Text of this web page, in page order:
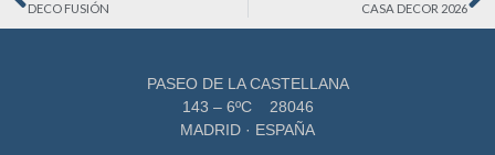
DECO FUSIÓN CASA DECOR 2026
PASEO DE LA CASTELLANA
143 – 6ºC 28046
MADRID · ESPAÑA